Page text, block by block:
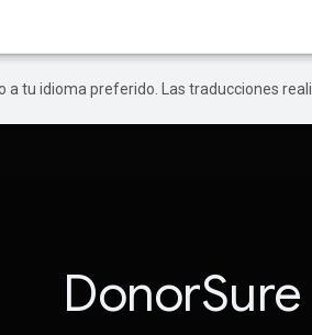
tu idioma preferido. Las traducciones
DonorSure